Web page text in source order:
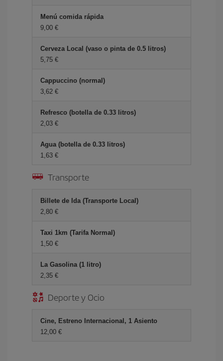
Menú comida rápida
9,00 €
Cerveza Local (vaso o pinta de 0.5 litros)
5,75 €
Cappuccino (normal)
3,62 €
Refresco (botella de 0.33 litros)
2,03 €
Agua (botella de 0.33 litros)
1,63 €
Transporte
Billete de Ida (Transporte Local)
2,80 €
Taxi 1km (Tarifa Normal)
1,50 €
La Gasolina (1 litro)
2,35 €
Deporte y Ocio
Cine, Estreno Internacional, 1 Asiento
12,00 €